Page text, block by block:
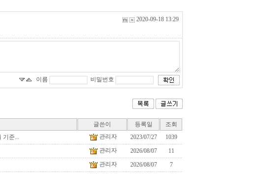
2020-09-18 13:29
이름 비밀번호
글쓴이 등록일
조회
기준... 관리자 2023/07/27
1039
관리자 2026/08/07
11
관리자 2026/08/07
7